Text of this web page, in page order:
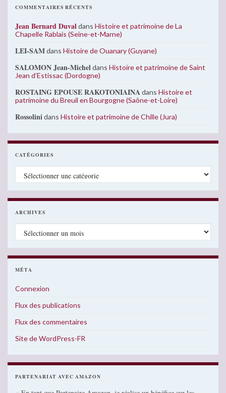
COMMENTAIRES RÉCENTS
Jean Bernard Duvaldans Histoire et patrimoine de La
Chapelle Rablais (Seine-et-Marne)
LEI-SAMdans Histoire de Ouanary (Guyane)
SALOMON Jean-Micheldans Histoire et patrimoine de Saint
Jean d’Estissac (Dordogne)
ROSTAING EPOUSE RAKOTONIAINAdans Histoire et
patrimoine du Breuil en Bourgogne (Saône-et-Loire)
Rossolinidans Histoire et patrimoine de Chille (Jura)
CATÉGORIES
Catégories
ARCHIVES
Archives
MÉTA
Connexion
Flux des publications
Flux des commentaires
Site de WordPress-FR
PARTENARIAT AVEC AMAZON